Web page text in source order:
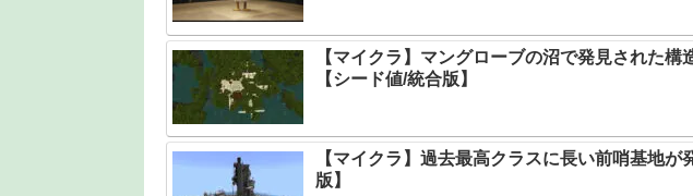
【マイクラ】マングローブの沼で発見された構
【シード値/統合版】
【マイクラ】過去最高クラスに長い前哨基地が
版】